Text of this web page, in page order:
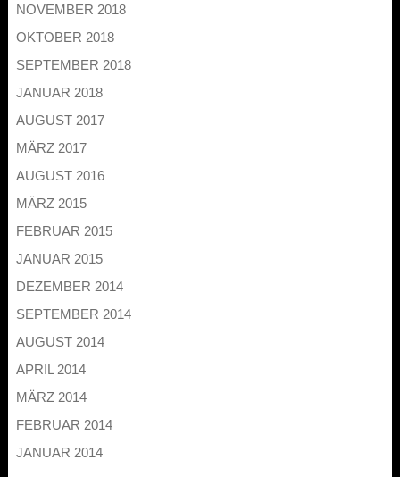
NOVEMBER 2018
OKTOBER 2018
SEPTEMBER 2018
JANUAR 2018
AUGUST 2017
MÄRZ 2017
AUGUST 2016
MÄRZ 2015
FEBRUAR 2015
JANUAR 2015
DEZEMBER 2014
SEPTEMBER 2014
AUGUST 2014
APRIL 2014
MÄRZ 2014
FEBRUAR 2014
JANUAR 2014